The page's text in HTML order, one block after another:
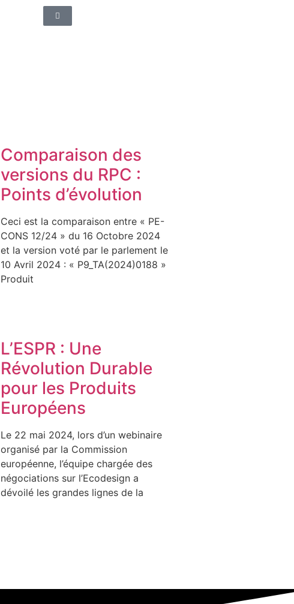
Comparaison des
versions du RPC :
Points d’évolution
Ceci est la comparaison entre « PE-
CONS 12/24 » du 16 Octobre 2024
et la version voté par le parlement le
10 Avril 2024 : « P9_TA(2024)0188 »
Produit
L’ESPR : Une
Révolution Durable
pour les Produits
Européens
Le 22 mai 2024, lors d’un webinaire
organisé par la Commission
européenne, l’équipe chargée des
négociations sur l’Ecodesign a
dévoilé les grandes lignes de la